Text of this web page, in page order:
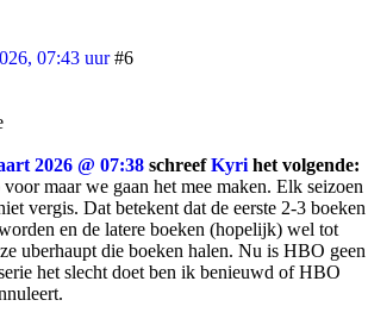
07:43 uur #6
2026 @ 07:38 schreefKyri het volgende:
maar we gaan het mee maken. Elk seizoen
vergis. Dat betekent dat de eerste 2-3 boeken
en de latere boeken (hopelijk) wel tot
uberhaupt die boeken halen. Nu is HBO geen
het slecht doet ben ik benieuwd of HBO